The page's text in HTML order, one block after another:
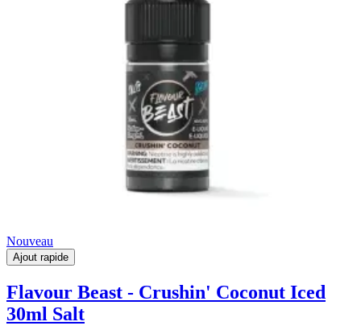
Nouveau
Ajout rapide
Flavour Beast - Crushin' Coconut Iced
30ml Salt